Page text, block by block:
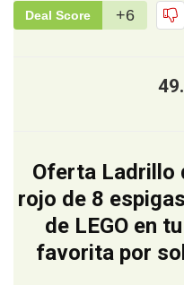
Deal Score +6
Oferta Ladrillo
rojo de 8
de LEGO en
favorita por